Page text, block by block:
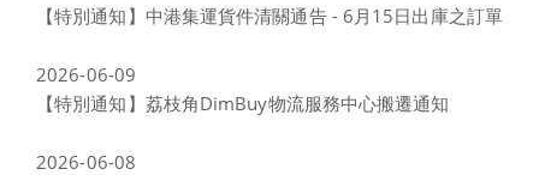
【特別通知】中港集運貨件清關通告 - 6月15日出庫之訂單
2026-06-09
【特別通知】荔枝角DimBuy物流服務中心搬遷通知
2026-06-08